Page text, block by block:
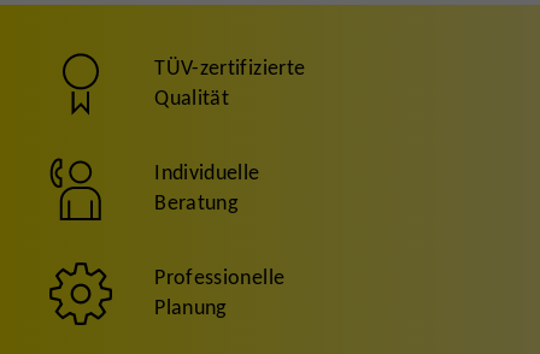
TÜV-zertifizierte
Qualität
Individuelle
Beratung
Professionelle
Planung